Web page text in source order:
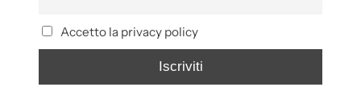
Accetto la privacy policy